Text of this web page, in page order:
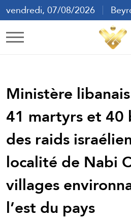
vendredi, 07/08/2026
ع
Ministère
41 martyrs et 40
des raids
localité de Nabi
villages
l’est du pays